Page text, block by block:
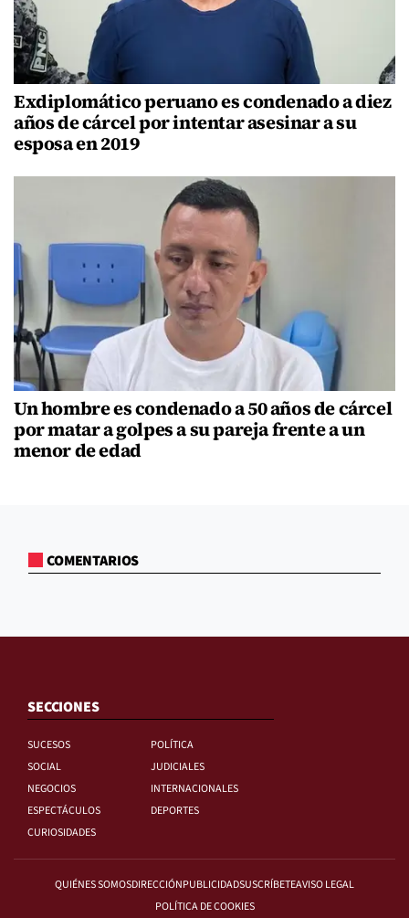
Exdiplomático peruano es condenado a diez
años de cárcel por intentar asesinar a su
esposa en 2019
Un hombre es condenado a 50 años de cárcel
por matar a golpes a su pareja frente a un
menor de edad
COMENTARIOS
SECCIONES
SUCESOS
POLÍTICA
SOCIAL
JUDICIALES
NEGOCIOS
INTERNACIONALES
ESPECTÁCULOS
DEPORTES
CURIOSIDADES
QUIÉNES SOMOSDIRECCIÓNPUBLICIDADSUSCRÍBETEAVISO LEGAL
POLÍTICA DE COOKIES